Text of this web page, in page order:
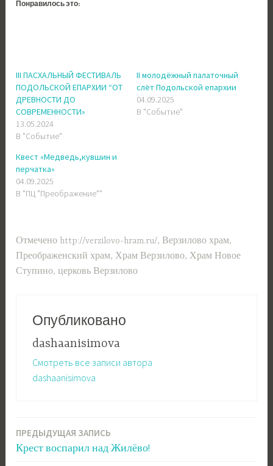
Понравилось это:
III ПАСХАЛЬНЫЙ ФЕСТИВАЛЬ
ПОДОЛЬСКОЙ ЕПАРХИИ “ОТ
ДРЕВНОСТИ ДО
СОВРЕМЕННОСТИ»
13.05.2024
В "Событие"
II молодёжный палаточный
слёт Подольской епархии
04.09.2025
В "Событие"
Квест «Медведь,кувшин и
перчатка»
04.09.2025
В "ПЦ "Преображение""
Отмечено http://verzilovo-hram.ru/, Верзилово храм,
Преображенский храм,Храм Верзилово,Храм Новое
Ступино,церковь Верзилово
Опубликовано
dashaanisimova
Смотреть все записи автора
dashaanisimova
Навигация
по
ПРЕДЫДУЩАЯ ЗАПИСЬ
Крест воспарил над Жилёво!